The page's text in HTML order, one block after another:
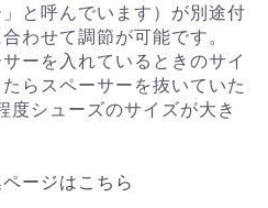
と呼んでいます）が別途付
わせて調節が可能です。
ーを入れているときのサイ
らスペーサーを抜いていた
度シューズのサイズが大き
ージはこちら